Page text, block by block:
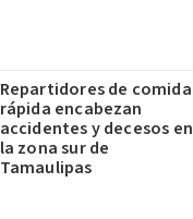
Repartidores de comida
rápida encabezan
accidentes y decesos en
la zona sur de
Tamaulipas